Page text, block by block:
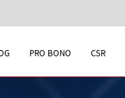
PRO BONO CSR